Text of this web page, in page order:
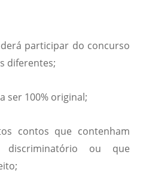
participar do concurso
diferentes;
ser 100% original;
contos que contenham
discriminatório ou que